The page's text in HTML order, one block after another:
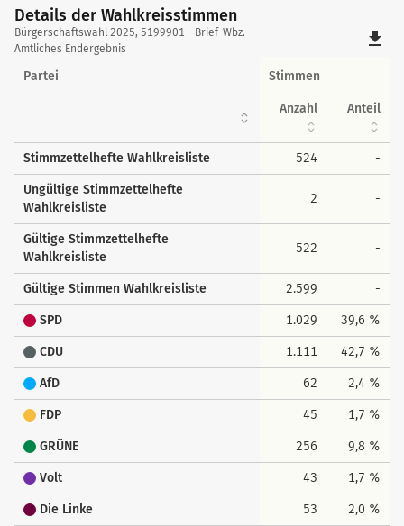
Details der Wahlkreisstimmen
Details
der
Wahlkreisstimmen
Bürgerschaftswahl 2025, 5199901 - Brief-Wbz.
Amtliches Endergebnis
file_download
Partei Stimmen
Anzahl Anteil
Stimmzettelhefte Wahlkreisliste 524 -
Ungültige Stimmzettelhefte
Wahlkreisliste
2 -
Gültige Stimmzettelhefte
Wahlkreisliste
522 -
Gültige Stimmen Wahlkreisliste 2.599 -
SPD 1.029 39,6 %
CDU 1.111 42,7 %
AfD 62 2,4 %
FDP 45 1,7 %
GRÜNE 256 9,8 %
Volt 43 1,7 %
Die Linke 53 2,0 %